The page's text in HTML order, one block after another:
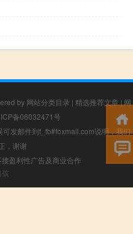
by 网站分类目录 | 精选推荐文章 | 网
备06032471号
发邮件到f_fb#foxmail.com说明，我们
，谢谢
盈利性广告及商业合作